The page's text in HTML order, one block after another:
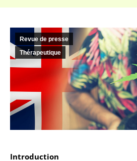
Revue de presse
Thérapeutique
Introduction